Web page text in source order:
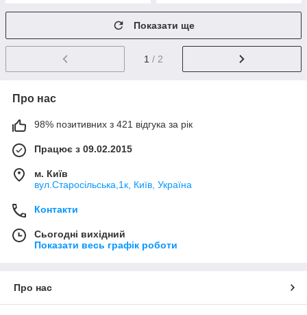
Показати ще
1 / 2
Про нас
98% позитивних з 421 відгука за рік
Працює з 09.02.2015
м. Київ
вул.Старосільська,1к, Київ, Україна
Контакти
Сьогодні вихідний
Показати весь графік роботи
Про нас